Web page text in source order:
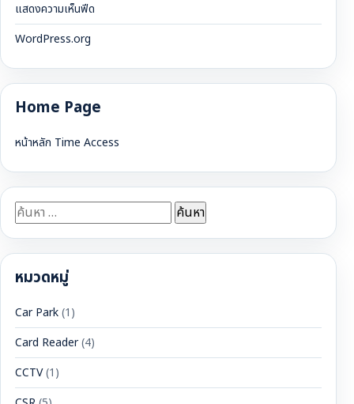
แสดงความเห็นฟีด
WordPress.org
Home Page
หน้าหลัก Time Access
ค้นหา
สำหรับ:
หมวดหมู่
Car Park(1)
Card Reader(4)
CCTV(1)